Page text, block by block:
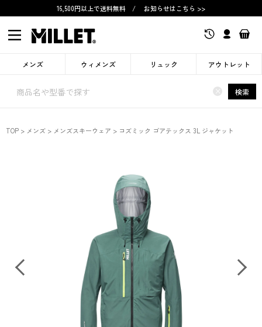
16,500円以上で送料無料 / お知らせはこちら >>
メンズ ウィメンズ リュック アウトレット
× 検索
TOP メンズ メンズスキーウェア コズミック ゴアテックス 3L ジャケット